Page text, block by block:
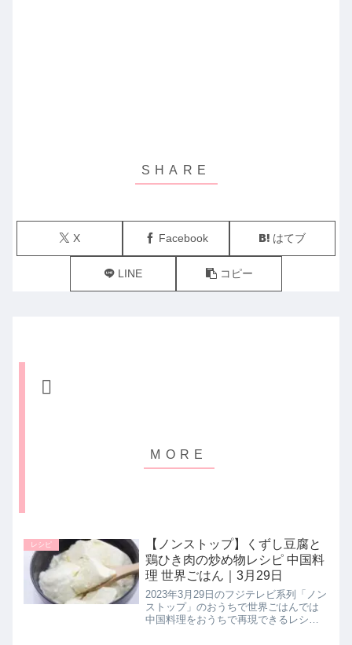
X Facebook はてブ
LINE コピー
レシピ
【ノンストップ】くずし豆腐と
鶏ひき肉の炒め物レシピ 中国料
理 世界ごはん｜3月29日
2023年3月29日のフジテレビ系列「ノン
ストップ」のおうちで世界ごはんでは
中国料理をおうちで再現できるレシピ